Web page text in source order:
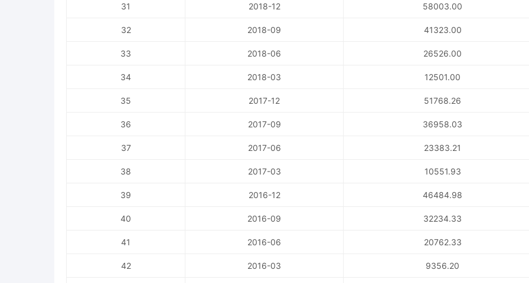
31 2018-12 58003.00
32 2018-09 41323.00
33 2018-06 26526.00
34 2018-03 12501.00
35 2017-12 51768.26
36 2017-09 36958.03
37 2017-06 23383.21
38 2017-03 10551.93
39 2016-12 46484.98
40 2016-09 32234.33
41 2016-06 20762.33
42 2016-03 9356.20